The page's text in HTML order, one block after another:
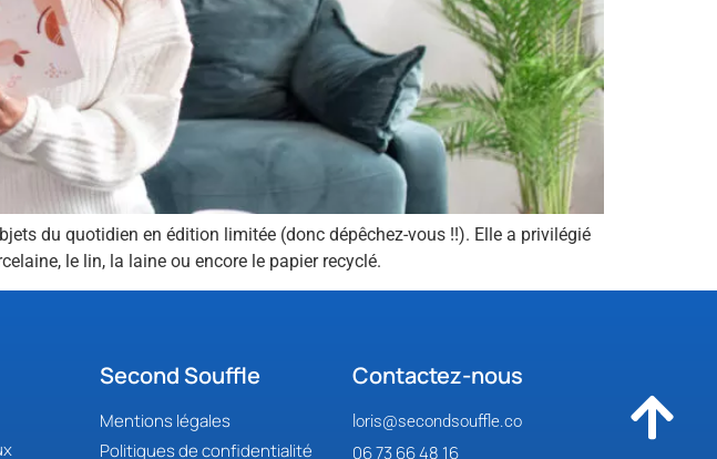
du quotidien en édition limitée (donc dépêchez-vous !!). Elle a privilégié
le lin, la laine ou encore le papier recyclé.
Second Souffle
Mentions légales
Politiques de confidentialité
Contactez-nous
loris@secondsouffle.co
06 73 66 48 16